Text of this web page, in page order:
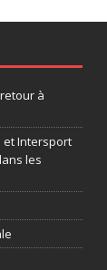
à
et Intersport
les